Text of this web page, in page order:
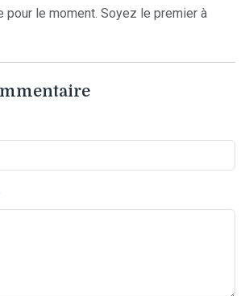
pour le moment. Soyez le premier à